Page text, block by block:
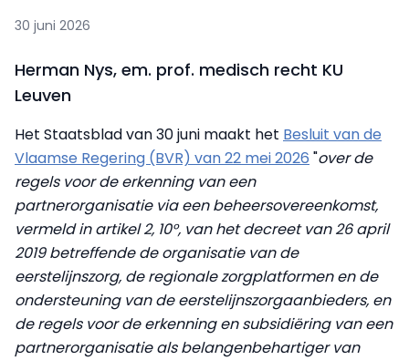
30 juni 2026
Herman Nys, em. prof. medisch recht KU
Leuven
Het Staatsblad van 30 juni maakt het Besluit van de
Vlaamse Regering (BVR) van 22 mei 2026 "over de
regels voor de erkenning van een
partnerorganisatie via een beheersovereenkomst,
vermeld in artikel 2, 10°, van het decreet van 26 april
2019 betreffende de organisatie van de
eerstelijnszorg, de regionale zorgplatformen en de
ondersteuning van de eerstelijnszorgaanbieders, en
de regels voor de erkenning en subsidiëring van een
partnerorganisatie als belangenbehartiger van